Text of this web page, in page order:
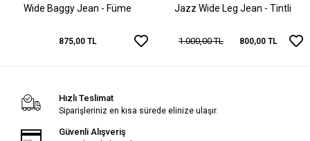
Wide Baggy Jean - Füme
875,00 TL
Jazz Wide Leg Jean - Tintli
1.000,00 TL 800,00 TL
Hızlı Teslimat
Siparişleriniz en kısa sürede elinize ulaşır.
Güvenli Alışveriş